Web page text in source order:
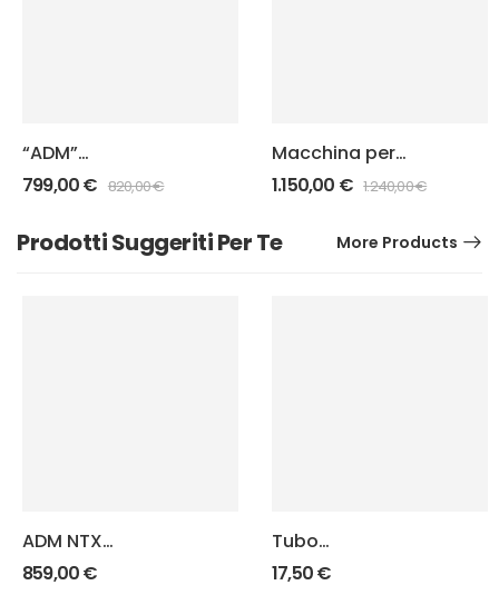
“ADM”
Decapsulatrice
Automatica
799,00€ 820,00€
Macchina per
ricottura Bossoli
“Vulcano”
1.150,00 € 1.240,00€
Prodotti Suggeriti Per Te More Products
ADM NTX
Decapsulatrice
Automatica
859,00€
Tubo
alimentazione
bossoli
17,50€